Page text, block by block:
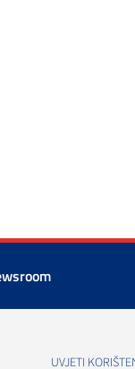
UVJETI